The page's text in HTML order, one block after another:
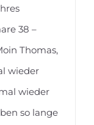
38 –
Thomas,
wieder
wieder
so lange